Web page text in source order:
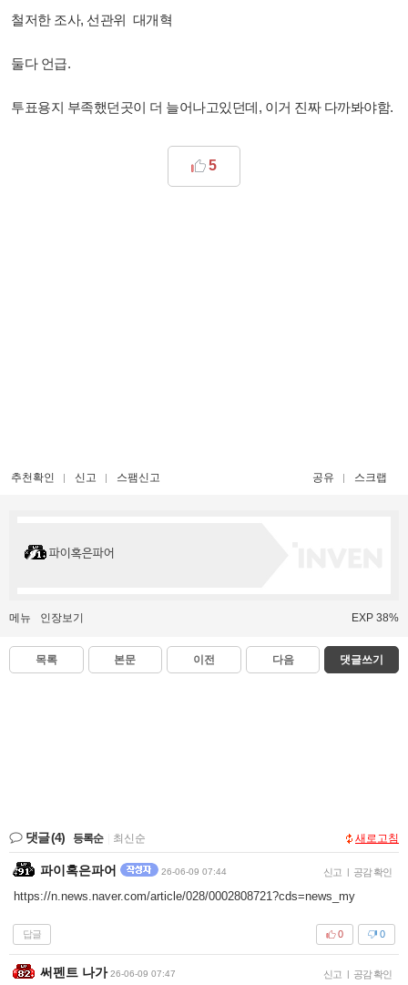
철저한 조사, 선관위 대개혁
둘다 언급.
투표용지 부족했던곳이 더 늘어나고있던데, 이거 진짜 다까봐야함.
5
추천확인 신고 스팸신고 공유 스크랩
파이혹은파어
메뉴 인장보기 EXP 38%
목록 본문 이전 다음 댓글쓰기
댓글(4) 등록순 최신순 새로고침
파이혹은파어 26-06-09 07:44 신고 | 공감 확인
https://n.news.naver.com/article/028/0002808721?cds=news_my
답글 0
0
써펜트 나가 26-06-09 07:47 신고 | 공감 확인